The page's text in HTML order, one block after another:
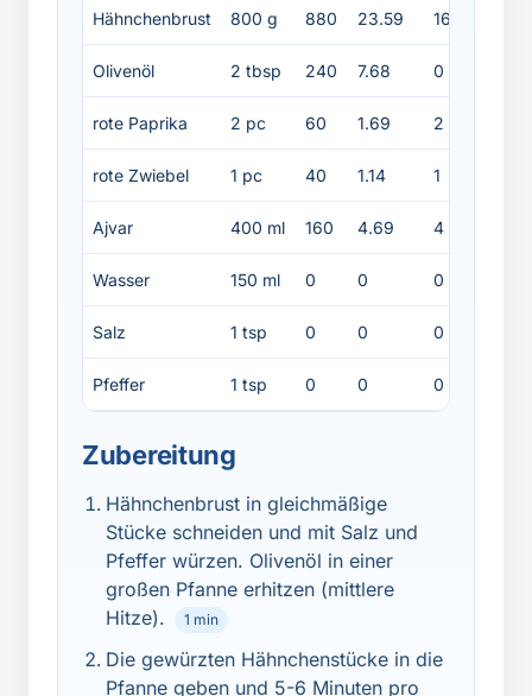
Hähnchenbrust 800 g 880 23.59 168
Olivenöl 2 tbsp 240 7.68 0
rote Paprika 2 pc 60 1.69 2
rote Zwiebel 1 pc 40 1.14 1
Ajvar 400 ml 160 4.69 4
Wasser 150 ml 0 0 0
Salz 1 tsp 0 0 0
Pfeffer 1 tsp 0 0 0
Zubereitung
Hähnchenbrust in gleichmäßige
Stücke schneiden und mit Salz und
Pfeffer würzen. Olivenöl in einer
großen Pfanne erhitzen (mittlere
Hitze).
1 min
Die gewürzten Hähnchenstücke in die
Pfanne geben und 5-6 Minuten pro